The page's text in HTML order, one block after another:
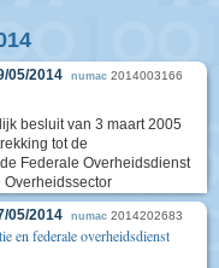
05/2014 numac 2014003166
besluit van 3 maart 2005
tot de
Federale Overheidsdienst
05/2014 numac 2014202683
en federale overheidsdienst